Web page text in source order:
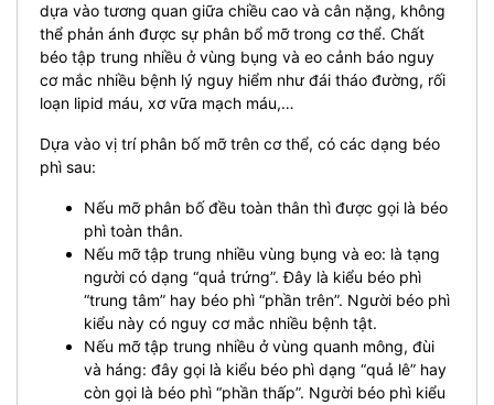
dựa vào tương quan giữa chiều cao và cân nặng, không
thể phản ánh được sự phân bổ mỡ trong cơ thể. Chất
béo tập trung nhiều ở vùng bụng và eo cảnh báo nguy
cơ mắc nhiều bệnh lý nguy hiểm như đái tháo đường, rối
loạn lipid máu, xơ vữa mạch máu,…
Dựa vào vị trí phân bố mỡ trên cơ thể, có các dạng béo
phì sau:
Nếu mỡ phân bố đều toàn thân thì được gọi là béo
phì toàn thân.
Nếu mỡ tập trung nhiều vùng bụng và eo: là tạng
người có dạng “quả trứng”. Đây là kiểu béo phì
“trung tâm” hay béo phì “phần trên”. Người béo phì
kiểu này có nguy cơ mắc nhiều bệnh tật.
Nếu mỡ tập trung nhiều ở vùng quanh mông, đùi
và háng: đây gọi là kiểu béo phì dạng “quả lê” hay
còn gọi là béo phì “phần thấp”. Người béo phì kiểu